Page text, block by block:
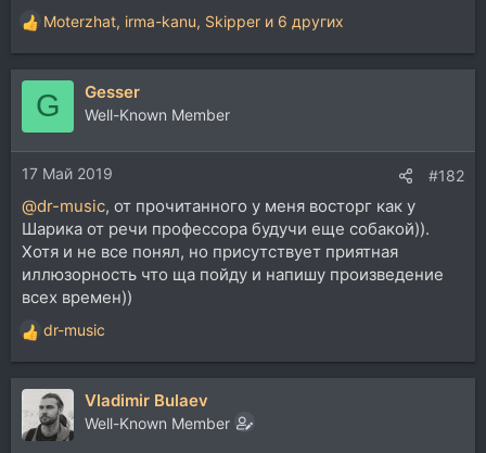
Р
е
а
и
и
:
Moterzhat, irma-kanu, Skipper и 6 других
G Gesser
Well-Known Member
17 Май 2019 #182
@dr-music, от прочитанного у меня восторг как у
Шарика от речи профессора будучи еще собакой)).
Хотя и не все понял, но присутствует приятная
иллюзорность что ща пойду и напишу произведение
всех времен))
Р
е
а
ц
и
dr-music
Vladimir Bulaev
Well-Known Member